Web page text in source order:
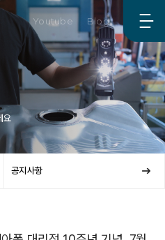
Youtube Blog
요
공지사항